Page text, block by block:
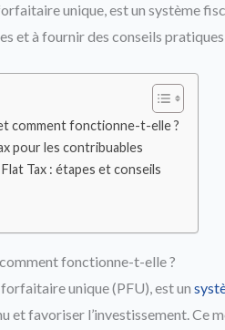
unique, est un système
et à fournir des conseils
comment fonctionne-t-elle ?
pour les contribuables
Tax : étapes et conseils
fonctionne-t-elle ?
unique (PFU), est un
et favoriser l’investissement. Ce